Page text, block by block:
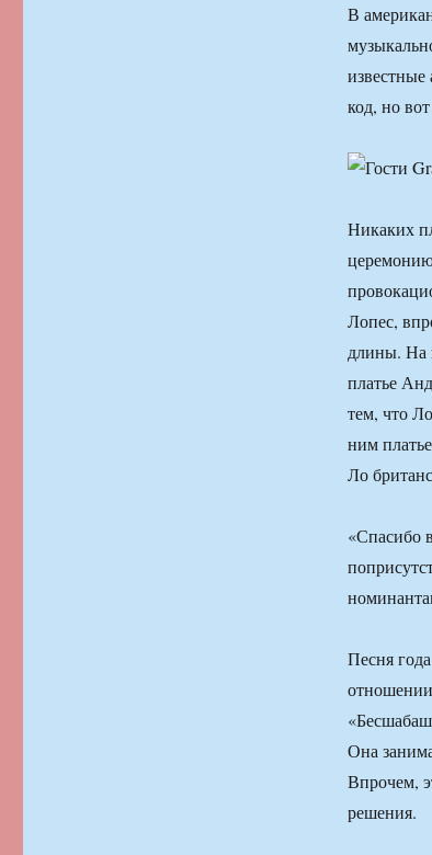
В
код, но
Никаких
Лопес,
длины. На
платье
тем, что
ним
Ло
«Спасибо
Песня
Она
Впрочем,
решения.